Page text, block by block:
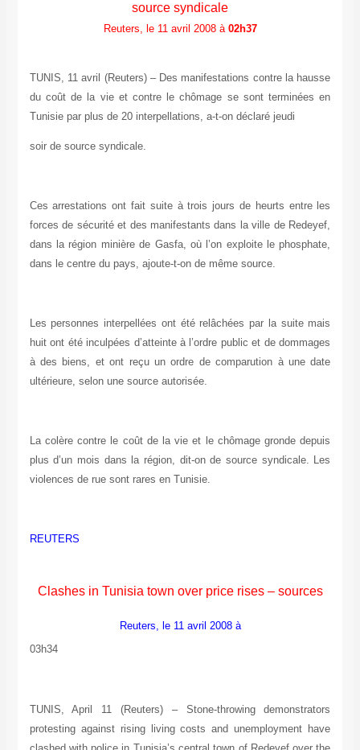
source syndicale
Reuters, le 11 avril 2008 à 02h37
TUNIS, 11 avril (Reuters) – Des manifestations contre la hausse
du coût de la vie et contre le chômage se sont terminées en
Tunisie par plus de 20 interpellations, a-t-on déclaré jeudi
soir de source syndicale.
Ces arrestations ont fait suite à trois jours de heurts entre les
forces de sécurité et des manifestants dans la ville de Redeyef,
dans la région minière de Gasfa, où l’on exploite le phosphate,
dans le centre du pays, ajoute-t-on de même source.
Les personnes interpellées ont été relâchées par la suite mais
huit ont été inculpées d’atteinte à l’ordre public et de dommages
à des biens, et ont reçu un ordre de comparution à une date
ultérieure, selon une source autorisée.
La colère contre le coût de la vie et le chômage gronde depuis
plus d’un mois dans la région, dit-on de source syndicale. Les
violences de rue sont rares en Tunisie.
REUTERS
Clashes in Tunisia town over price rises – sources
Reuters, le 11 avril 2008 à
03h34
TUNIS, April 11 (Reuters) – Stone-throwing demonstrators
protesting against rising living costs and unemployment have